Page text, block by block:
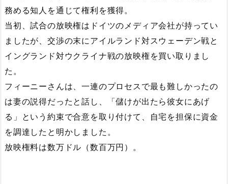
務める知人を通じて権利を獲得。
当初、試合の放映権はドイツのメディア会社が持ってい
ましたが、交渉の末にアイルランド対スウェーデン戦と
イングランド対ウクライナ戦の放映権を買い取りまし
た。
フィーニーさんは、一連のプロセスで最も難しかったの
は妻の説得だったと話し、「儲けが出たら彼女にあげ
る」という約束で合意を取り付けて、自宅を担保に資金
を調達したと明かしました。
放映権料は数万ドル（数百万円）。